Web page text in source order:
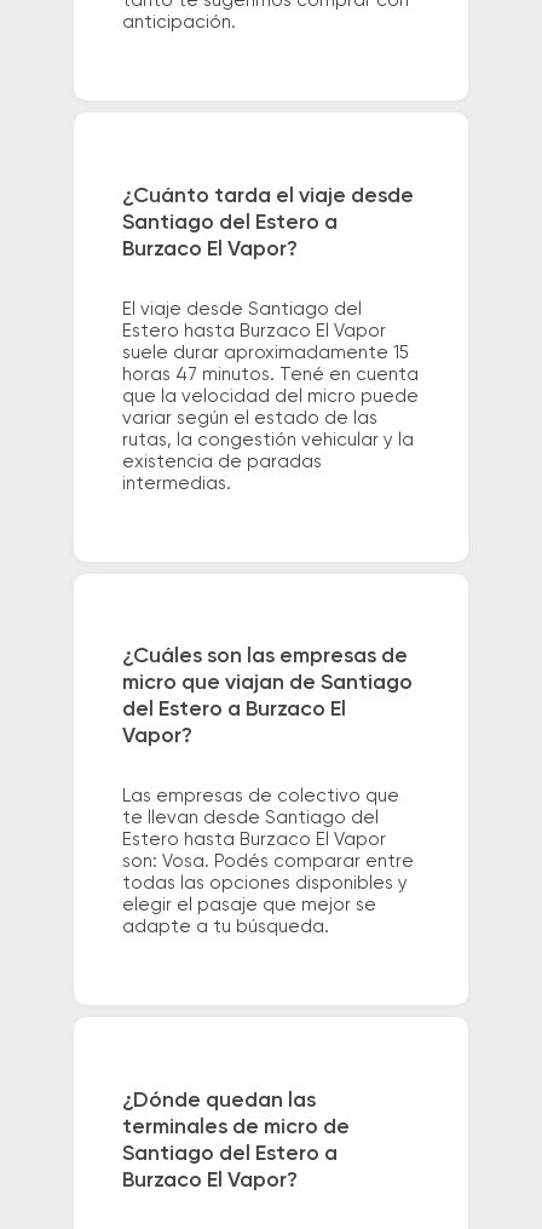
anticipación.
¿Cuánto tarda el viaje desde
Santiago del Estero a
Burzaco El Vapor?
El viaje desde Santiago del
Estero hasta Burzaco El Vapor
suele durar aproximadamente 15
horas 47 minutos. Tené en cuenta
que la velocidad del micro puede
variar según el estado de las
rutas, la congestión vehicular y la
existencia de paradas
intermedias.
¿Cuáles son las empresas de
micro que viajan de Santiago
del Estero a Burzaco El
Vapor?
Las empresas de colectivo que
te llevan desde Santiago del
Estero hasta Burzaco El Vapor
son: Vosa. Podés comparar entre
todas las opciones disponibles y
elegir el pasaje que mejor se
adapte a tu búsqueda.
¿Dónde quedan las
terminales de micro de
Santiago del Estero a
Burzaco El Vapor?